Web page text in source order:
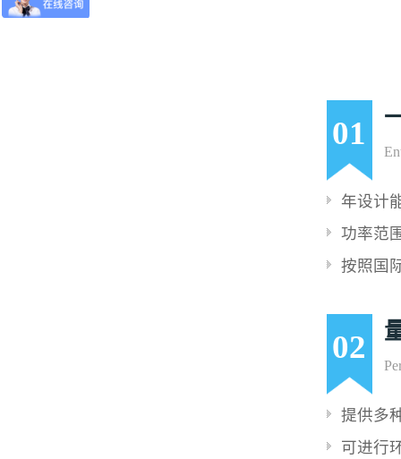
01
年设计
功率范
按照国
02
提供多
可进行